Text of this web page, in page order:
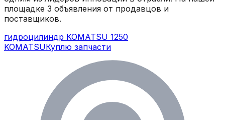
площадке 3 объявления от продавцов и
поставщиков.
гидроцилиндр KOMATSU 1250
KOMATSUКуплю запчасти